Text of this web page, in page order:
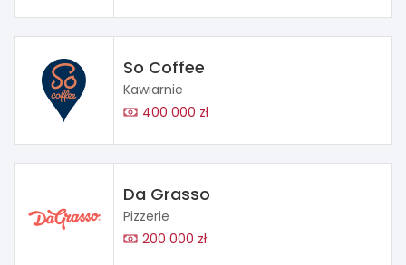
So Coffee
Kawiarnie
400 000 zł
Da Grasso
Pizzerie
200 000 zł